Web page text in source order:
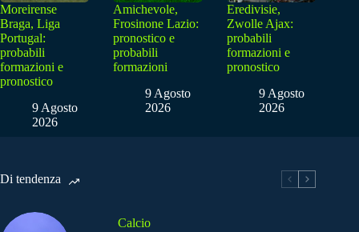
Moreirense
Braga, Liga
Portugal:
probabili
formazioni e
pronostico
9 Agosto
2026
Amichevole,
Frosinone Lazio:
pronostico e
probabili
formazioni
9 Agosto
2026
Eredivisie,
Zwolle Ajax:
probabili
formazioni e
pronostico
9 Agosto
2026
Di tendenza
Calcio